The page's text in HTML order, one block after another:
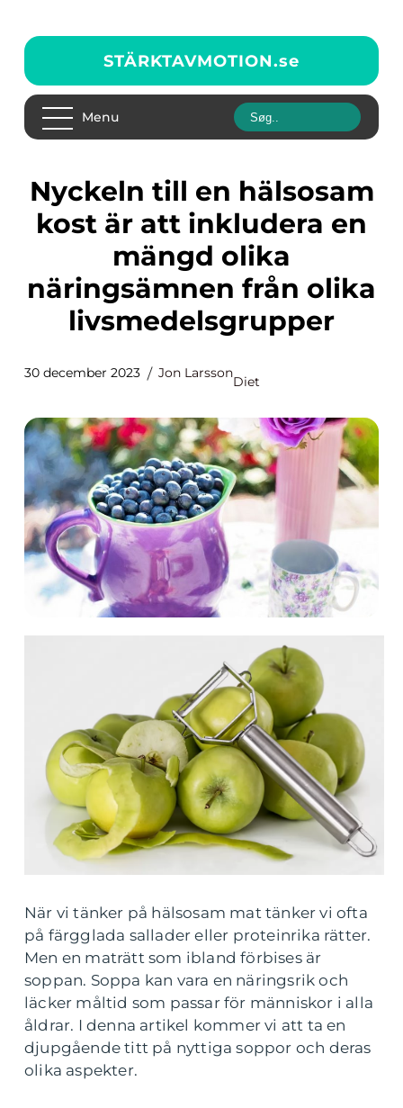
STÄRKTAVMOTION.se
Menu
Nyckeln till en hälsosam
kost är att inkludera en
mängd olika
näringsämnen från olika
livsmedelsgrupper
30 december 2023 Jon Larsson
Diet
När vi tänker på hälsosam mat tänker vi ofta
på färgglada sallader eller proteinrika rätter.
Men en maträtt som ibland förbises är
soppan. Soppa kan vara en näringsrik och
läcker måltid som passar för människor i alla
åldrar. I denna artikel kommer vi att ta en
djupgående titt på nyttiga soppor och deras
olika aspekter.